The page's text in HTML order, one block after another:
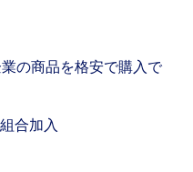
の商品を格安で購入で
合加入